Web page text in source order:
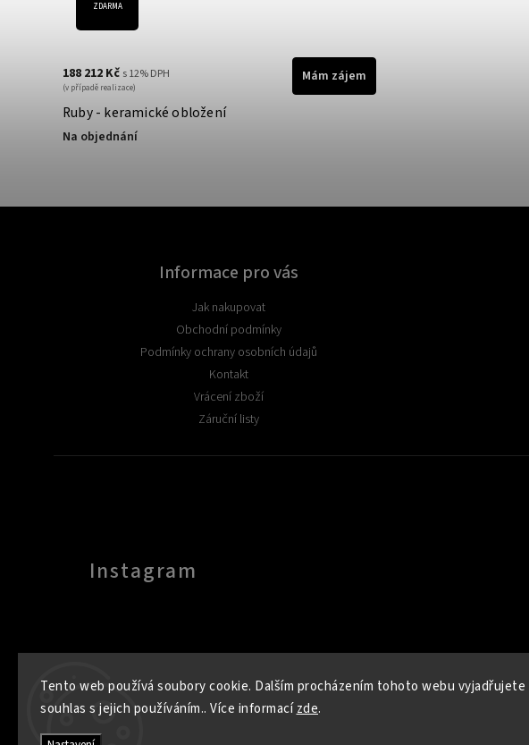
Tento web používá soubory cookie. Dalším procházením tohoto webu vyjadřujete
souhlas s jejich používáním.. Více informacízde.
ZDARMA
Ruby - keramické obložení
Na objednání
188 212 Kč s 12% DPH
(v případě realizace)
Mám zájem
Informace pro vás
Jak nakupovat
Obchodní podmínky
Podmínky ochrany osobních údajů
Kontakt
Vrácení zboží
Záruční listy
Instagram